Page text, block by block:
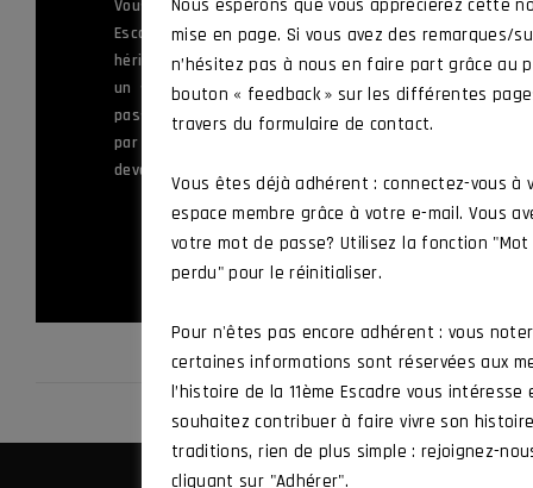
Vous servez ou avez appartenu à la 11
Escadre de Chasse, ou à l’une des unités
héritières de ses traditions, ou vous êtes
un sympathisant souhaitant mettre sa
passion au service des valeurs défendues
par l’Amicale et vous souhaitez en
devenir membre.
ADHÉRER
Nous espérons que vous apprécierez cette
mise en page. Si vous avez des remarques/
n’hésitez pas à nous en faire part grâce au
bouton « feedback » sur les différentes
travers du formulaire de contact.
Vous êtes déjà adhérent : connectez-vous à
espace membre grâce à votre e-mail. Vous
votre mot de passe? Utilisez la fonction
perdu" pour le réinitialiser.
Pour n'êtes pas encore adhérent : vous
certaines informations sont réservées aux
l’histoire de la 11ème Escadre vous intéresse
souhaitez contribuer à faire vivre son
traditions, rien de plus simple : rejoignez-
cliquant sur "Adhérer".